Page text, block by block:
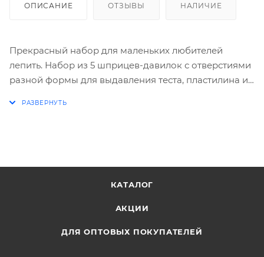
ОПИСАНИЕ ОТЗЫВЫ НАЛИЧИЕ
Прекрасный набор для маленьких любителей
лепить. Набор из 5 шприцев-давилок с отверстиями
разной формы для выдавления теста, пластилина и
КАТАЛОГ
АКЦИИ
ДЛЯ ОПТОВЫХ ПОКУПАТЕЛЕЙ